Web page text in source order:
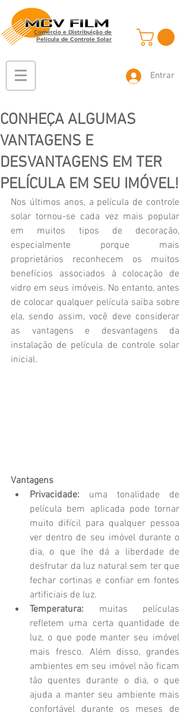
Comércio e Distribuição de
Película de Controle Solar
Entrar
CONHEÇA ALGUMAS
VANTAGENS E
DESVANTAGENS EM TER
PELÍCULA EM SEU IMÓVEL!
Nos últimos anos, a película de controle
solar tornou-se cada vez mais popular
em muitos tipos de decoração,
especialmente porque mais
proprietários reconhecem os muitos
benefícios associados à colocação de
vidro em seus imóveis. No entanto, antes
de colocar qualquer película saiba sobre
ela, sendo assim, você deve considerar
as vantagens e desvantagens da
instalação de película de controle solar
inicial.
Vantagens
Privacidade: uma tonalidade de
película bem aplicada pode tornar
muito difícil para qualquer pessoa
ver dentro de seu imóvel durante o
dia, o que lhe dá a liberdade de
desfrutar da luz natural sem ter que
fechar cortinas e confiar em fontes
artificiais de luz.
Temperatura: muitas películas
refletem uma certa quantidade de
luz, o que pode manter seu imóvel
mais fresco. Além disso, grandes
ambientes em seu imóvel não ficam
tão quentes durante o dia, o que
ajuda a manter seu ambiente mais
confortável durante os meses de